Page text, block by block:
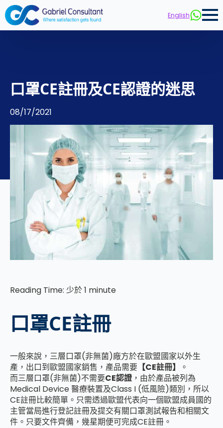
English
口罩CE註冊及CE認證的迷思
08/17/2021
Reading Time: 少於 1 minute
口罩CE註冊
一般來說，三層口罩(非無菌)廠方於在歐盟國家以外生
產，出口到歐盟國家銷售，產品需要 【CE註冊】
。
而三層口罩(非無菌)不需要CE認證 ，由於產品被列為
Medical Device 醫療裝置及Class I (低風險)類別，所以
CE註冊比較簡單。只需透過歐盟代表向一個歐盟成員國的
主管當局進行登記註冊及提交有關口罩測試報告和相關文
件。只要文件齊備，幾星期便可完成CE註冊。